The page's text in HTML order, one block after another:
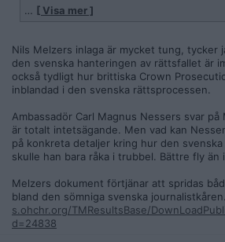
Nu har förresten Sverige nyligen svarat
på twitter där UD efter två månader
brev och svarar att de inte tänker
något som står där. "The Government
observations to make." Brevet som
… [ Visa mer ]
Nils Melzers inlaga är mycket tung, tycker
den svenska hanteringen av rättsfallet är
också tydligt hur brittiska Crown
inblandad i den svenska rättsprocessen.
Ambassadör Carl Magnus Nessers svar
är totalt intetsägande. Men vad kan
på konkreta detaljer kring hur den
skulle han bara råka i trubbel. Bättre fly än
Melzers dokument förtjänar att spridas
bland den sömniga svenska journalistkåren.
s.ohchr.org/TMResultsBase/
d=24838